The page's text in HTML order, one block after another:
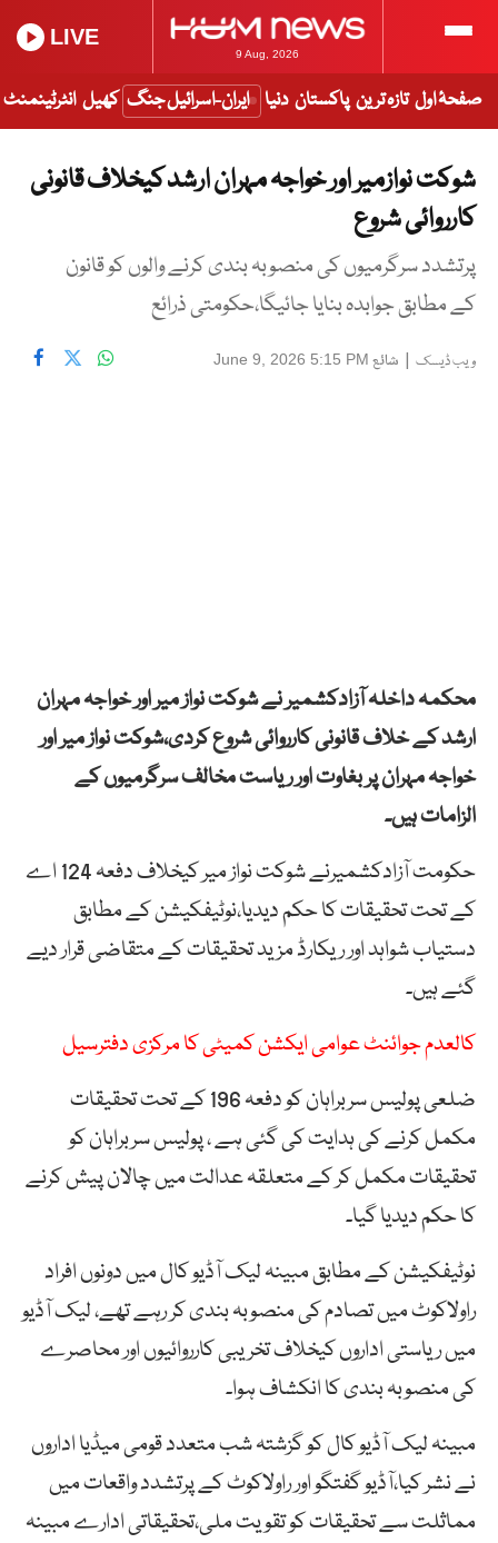
9 Aug, 2026
LIVE
صفحۂ اول تازہ ترین پاکستان دنیا ایران-اسرائیل جنگ کھیل انٹرٹینمنٹ
شوکت نوازمیر اور خواجہ مہران ارشد کیخلاف قانونی
کارروائی شروع
پرتشدد سرگرمیوں کی منصوبہ بندی کرنے والوں کو قانون
کے مطابق جوابدہ بنایا جائیگا،حکومتی ذرائع
ویب ڈیسک | شائع June 9, 2026 5:15 PM
محکمہ داخلہ آزادکشمیر نے شوکت نواز میر اور خواجہ مہران
ارشد کے خلاف قانونی کارروائی شروع کردی،شوکت نواز میر اور
خواجہ مہران پر بغاوت اور ریاست مخالف سرگرمیوں کے
الزامات ہیں۔
حکومت آزادکشمیرنے شوکت نواز میر کیخلاف دفعہ 124 اے
کے تحت تحقیقات کا حکم دیدیا،نوٹیفکیشن کے مطابق
دستیاب شواہد اور ریکارڈ مزید تحقیقات کے متقاضی قرار دیے
گئے ہیں۔
کالعدم جوائنٹ عوامی ایکشن کمیٹی کا مرکزی دفترسیل
ضلعی پولیس سربراہان کو دفعہ 196 کے تحت تحقیقات
مکمل کرنے کی ہدایت کی گئی ہے ، پولیس سربراہان کو
تحقیقات مکمل کر کے متعلقہ عدالت میں چالان پیش کرنے
کا حکم دیدیا گیا۔
نوٹیفکیشن کے مطابق مبینہ لیک آڈیو کال میں دونوں افراد
راولاکوٹ میں تصادم کی منصوبہ بندی کر رہے تھے، لیک آڈیو
میں ریاستی اداروں کیخلاف تخریبی کارروائیوں اور محاصرے
کی منصوبہ بندی کا انکشاف ہوا۔
مبینہ لیک آڈیو کال کو گزشتہ شب متعدد قومی میڈیا اداروں
نے نشر کیا،آڈیو گفتگو اور راولاکوٹ کے پرتشدد واقعات میں
مماثلت سے تحقیقات کو تقویت ملی،تحقیقاتی ادارے مبینہ